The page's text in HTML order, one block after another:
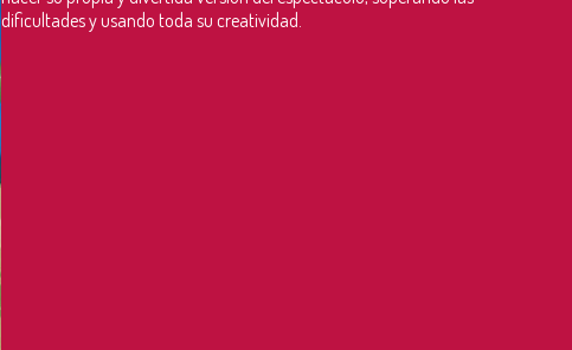
dificultades y usando toda su creatividad.